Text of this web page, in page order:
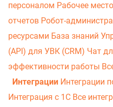
персоналом Рабочее
отчетов Робот-
ресурсами База знаний
(API) для УВК (CRM) Чат
эффективности работы
Интеграции Интеграции
Интеграция с 1С Все